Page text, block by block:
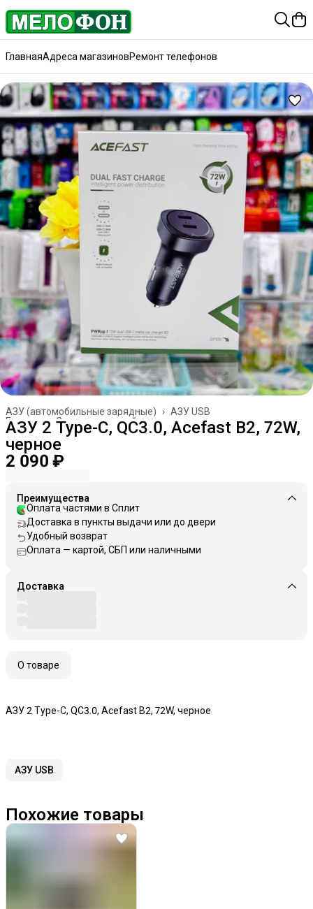
ГлавнаяАдреса магазиновРемонт телефонов
АЗУ USB
АЗУ (автомобильные зарядные)
›
Зарядные устройства
Главная ›
АЗУ 2 Type-C, QC3.0, Acefast B2, 72W,
черное
2 090 ₽
Преимущества
Оплата частями в Сплит
Доставка в пункты выдачи или до двери
Удобный возврат
Оплата — картой, СБП или наличными
Доставка
О товаре
АЗУ 2 Type-C, QC3.0, Acefast B2, 72W, черное
АЗУ USB
Похожие товары